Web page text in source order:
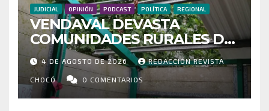
JUDICIAL OPINIÓN PODCAST POLÍTICA REGIONAL
VENDAVAL DEVASTA
COMUNIDADES RURALES DE
RIOSUCIO: ESCUELAS,
VIVIENDAS Y CEMENTERIO
ENTRE LOS AFECTADOS
4 DE AGOSTO DE 2026 REDACCIÓN REVISTA
CHOCÓ 0 COMENTARIOS